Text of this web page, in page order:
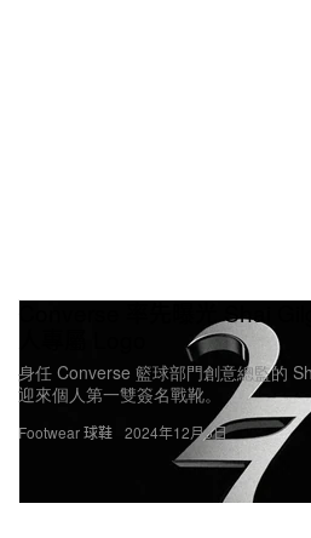
Footwear 球鞋
Converse 率先曝光 Shai
身任 Converse 籃球部門創意總監的
迎來個人第一雙簽名戰靴。
2024年12月6日